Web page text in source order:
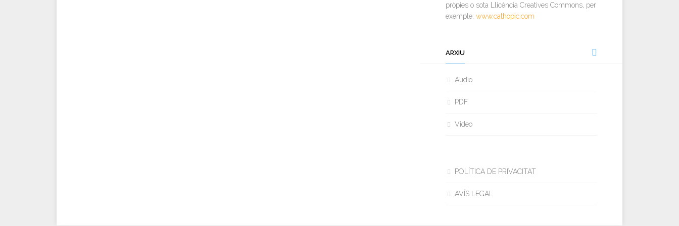
pròpies o sota Llicència Creatives Commons, per
exemple: www.cathopic.com
ARXIU
Audio
PDF
Video
POLÍTICA DE PRIVACITAT
AVÍS LEGAL